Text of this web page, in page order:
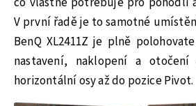
V první řadě je to samotné
BenQ XL2411Z je plně
nastavení, naklopení a
horizontální osy až do pozice Pivot.